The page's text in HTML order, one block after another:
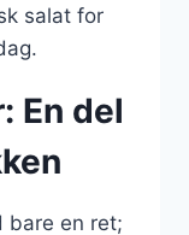
salat for
En del
bare en ret;